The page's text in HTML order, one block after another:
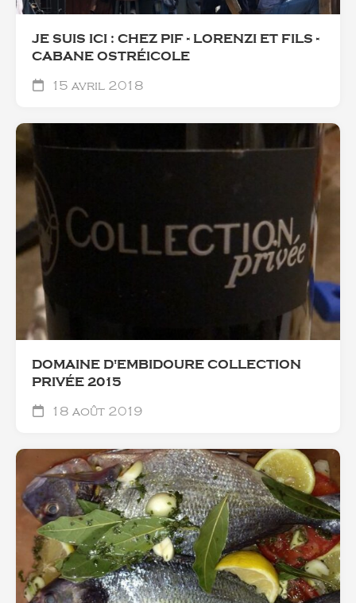
JE SUIS ICI : CHEZ PIF - LORENZI ET FILS -
CABANE OSTRÉICOLE
15 avril 2018
DOMAINE D'EMBIDOURE COLLECTION
PRIVÉE 2015
18 août 2019